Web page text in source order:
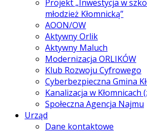
Projekt „Inwestycja w
młodzież Kłomnicką”
AOON/OW
Aktywny Orlik
Aktywny Maluch
Modernizacja ORLIKÓW
Klub Rozwoju Cyfrowego
Cyberbezpieczna Gmina
Kanalizacja w Kłomnicach
Społeczna Agencja Najmu
Urząd
Dane kontaktowe